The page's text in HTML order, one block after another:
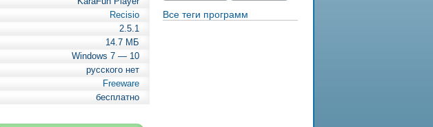
Recisio
2.5.1
14.7 МБ
Windows 7 — 10
русского нет
Freeware
бесплатно
Все теги программ